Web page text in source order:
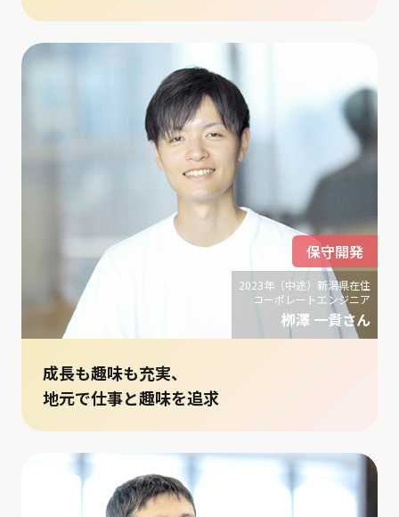
2023年（中途）新潟県在住
コーポレートエンジニア
栁澤 一貴さん
保守開発
成長も趣味も充実、
地元で仕事と趣味を追求